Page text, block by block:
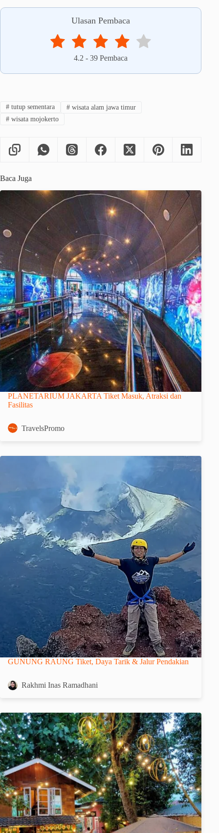
Ulasan Pembaca
4.2 -39 Pembaca
#tutup sementara #wisata alam jawa timur
#wisata mojokerto
Baca Juga
PLANETARIUM JAKARTA Tiket Masuk, Atraksi dan
Fasilitas
TravelsPromo
GUNUNG RAUNG Tiket, Daya Tarik & Jalur Pendakian
Rakhmi Inas Ramadhani